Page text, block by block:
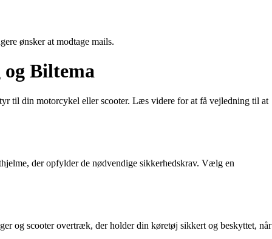
ønsker at modtage mails.
Biltema
til din motorcykel eller scooter. Læs videre for at få vejledning til at
der opfylder de nødvendige sikkerhedskrav. Vælg en
og scooter overtræk, der holder din køretøj sikkert og beskyttet, når